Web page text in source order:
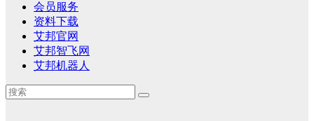
会员服务
资料下载
艾邦官网
艾邦智飞网
艾邦机器人